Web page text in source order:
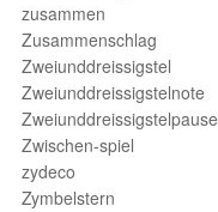
zusammen
Zusammenschlag
Zweiunddreissigstel
Zweiunddreissigstelnote
Zweiunddreissigstelpause
Zwischen-spiel
zydeco
Zymbelstern